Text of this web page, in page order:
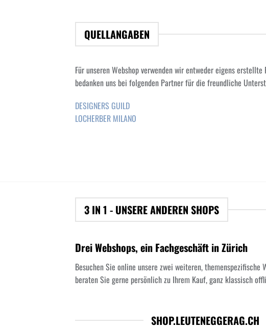
QUELLANGABEN
Für unseren Webshop verwenden wir entweder eigens
bedanken uns bei folgenden Partner für die freundliche
DESIGNERS GUILD
LOCHERBER MILANO
3 IN 1 - UNSERE ANDEREN SHOPS
Drei Webshops, ein Fachgeschäft in Zürich
Besuchen Sie online unsere zwei weiteren,
beraten Sie gerne persönlich zu Ihrem Kauf, ganz klassisch
SHOP.LEUTENEGGERAG.CH